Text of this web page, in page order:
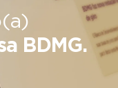
BDMG.